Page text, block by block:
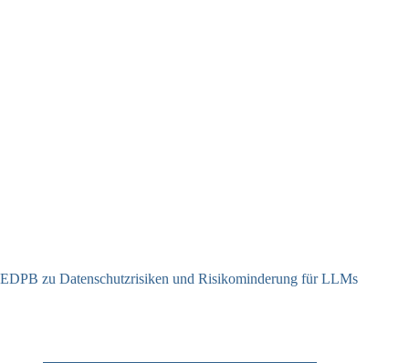
EDPB zu Datenschutzrisiken und Risikominderung für LLMs